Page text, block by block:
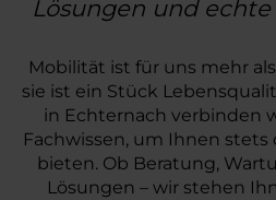
Lösungen und
Mobilität ist für uns mehr
sie ist ein Stück
in Echternach verbinden
Fachwissen, um Ihnen stets
bieten. Ob Beratung,
Lösungen – wir stehen